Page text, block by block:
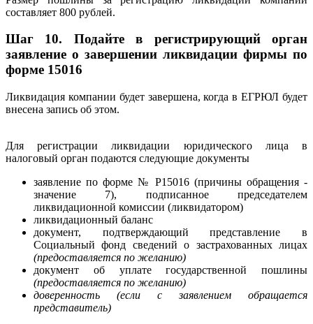
составляет 800 рублей.
Шаг 10. Подайте в регистрирующий орган
заявление о завершении ликвидации фирмы по
форме 15016
Ликвидация компании будет завершена, когда в ЕГРЮЛ будет
внесена запись об этом.
Для регистрации ликвидации юридического лица в
налоговый орган подаются следующие документы
заявление по форме № Р15016 (причины обращения -
значение 7), подписанное председателем
ликвидационной комиссии (ликвидатором)
ликвидационный баланс
документ, подтверждающий представление в
Социальный фонд сведений о застрахованных лицах
(предоставляется по желанию)
документ об уплате государственной пошлины
(предоставляется по желанию)
доверенность (если с заявлением обращается
представитель)